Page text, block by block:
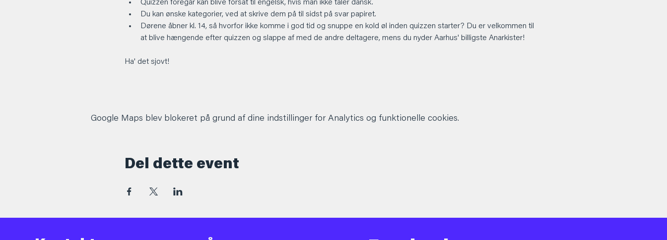
Quizzen foregår kan blive forsat til engelsk, hvis man ikke taler dansk.
Du kan ønske kategorier, ved at skrive dem på til sidst på svar papiret.
Dørene åbner kl. 14, så hvorfor ikke komme i god tid og snuppe en kold øl inden quizzen starter? Du er velkommen til
at blive hængende efter quizzen og slappe af med de andre deltagere, mens du nyder Aarhus' billigste Anarkister!
Ha' det sjovt!
Google Maps blev blokeret på grund af dine indstillinger for Analytics og funktionelle cookies.
Del dette event